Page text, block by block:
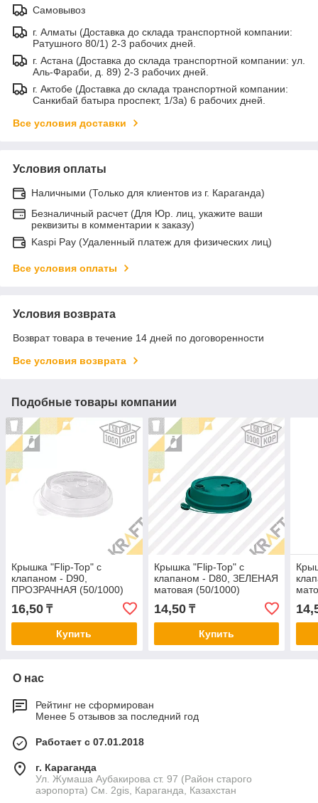
Самовывоз
г. Алматы (Доставка до склада транспортной компании:
Ратушного 80/1) 2-3 рабочих дней.
г. Астана (Доставка до склада транспортной компании: ул.
Аль-Фараби, д. 89) 2-3 рабочих дней.
г. Актобе (Доставка до склада транспортной компании:
Санкибай батыра проспект, 1/3а) 6 рабочих дней.
Все условия доставки
Условия оплаты
Наличными (Только для клиентов из г. Караганда)
Безналичный расчет (Для Юр. лиц, укажите ваши
реквизиты в комментарии к заказу)
Kaspi Pay (Удаленный платеж для физических лиц)
Все условия оплаты
Условия возврата
Возврат товара в течение 14 дней по договоренности
Все условия возврата
Подобные товары компании
Крышка "Flip-Top" с
клапаном - D90,
ПРОЗРАЧНАЯ (50/1000)
16,50 ₸
Купить
Крышка "Flip-Top" с
клапаном - D80, ЗЕЛЕНАЯ
матовая (50/1000)
14,50₸
Купить
О нас
Рейтинг не сформирован
Менее 5 отзывов за последний год
Работает с 07.01.2018
г. Караганда
Ул. Жумаша Аубакирова ст. 97 (Район старого
аэропорта) См. 2gis, Караганда, Казахстан